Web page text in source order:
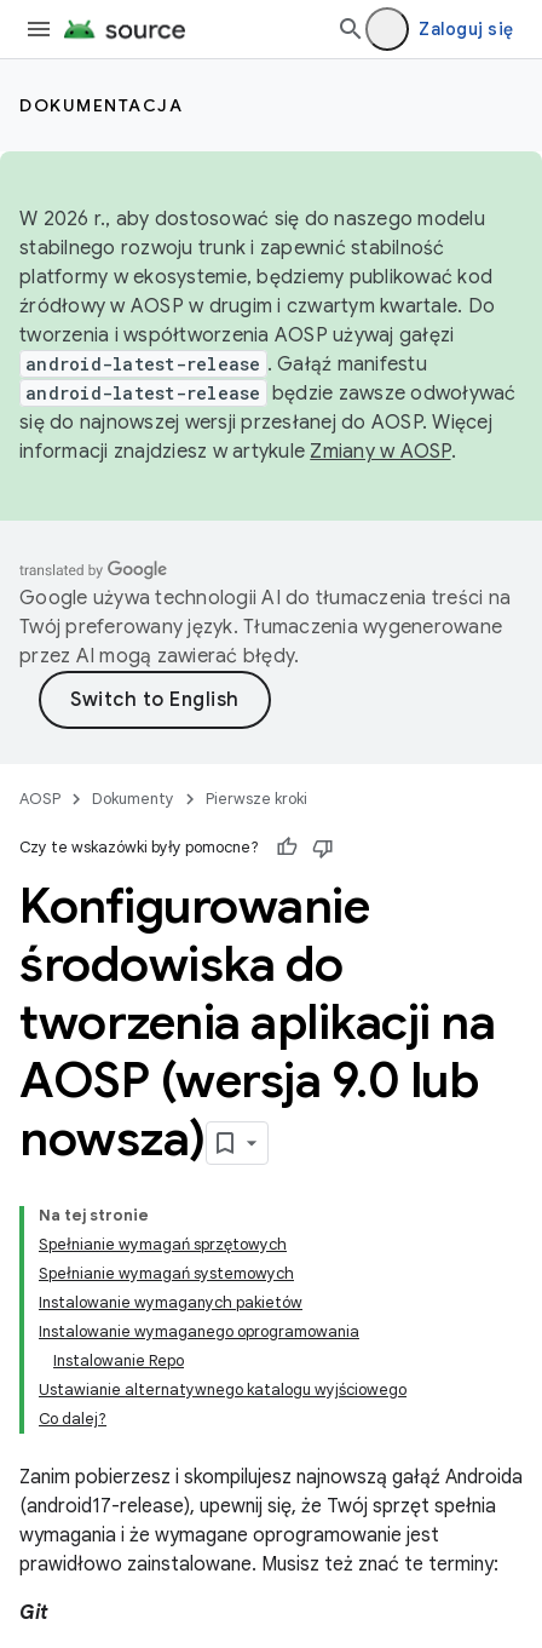
Zaloguj się
DOKUMENTACJA
W 2026 r., aby dostosować się do naszego modelu
stabilnego rozwoju trunk i zapewnić stabilność
platformy w ekosystemie, będziemy publikować kod
źródłowy w AOSP w drugim i czwartym kwartale. Do
tworzenia i współtworzenia AOSP używaj gałęzi
android-latest-release . Gałąź manifestu
android-latest-release będzie zawsze odwoływać
się do najnowszej wersji przesłanej do AOSP. Więcej
informacji znajdziesz w artykule Zmiany w AOSP.
Google używa technologii AI do tłumaczenia treści na
Twój preferowany język. Tłumaczenia wygenerowane
przez AI mogą zawierać błędy.
AOSP Dokumenty Pierwsze kroki
Czy te wskazówki były pomocne?
Konfigurowanie
środowiska do
tworzenia aplikacji na
AOSP (wersja 9.0 lub
nowsza)
Na tej stronie
Spełnianie wymagań sprzętowych
Spełnianie wymagań systemowych
Instalowanie wymaganych pakietów
Instalowanie wymaganego oprogramowania
Instalowanie Repo
Ustawianie alternatywnego katalogu wyjściowego
Co dalej?
Zanim pobierzesz i skompilujesz najnowszą gałąź Androida
(android17-release), upewnij się, że Twój sprzęt spełnia
wymagania i że wymagane oprogramowanie jest
prawidłowo zainstalowane. Musisz też znać te terminy:
Git